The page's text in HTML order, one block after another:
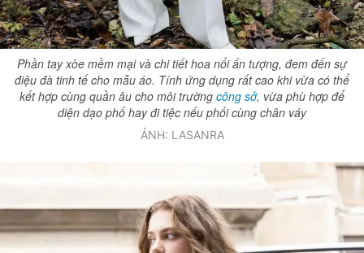
Phần tay xòe mềm mại và chi tiết hoa nổi ấn tượng, đem đến sự
điệu đà tinh tế cho mẫu áo. Tính ứng dụng rất cao khi vừa có thể
kết hợp cùng quần âu cho môi trường công sở, vừa phù hợp để
diện dạo phố hay đi tiệc nếu phối cùng chân váy
ẢNH: LASANRA